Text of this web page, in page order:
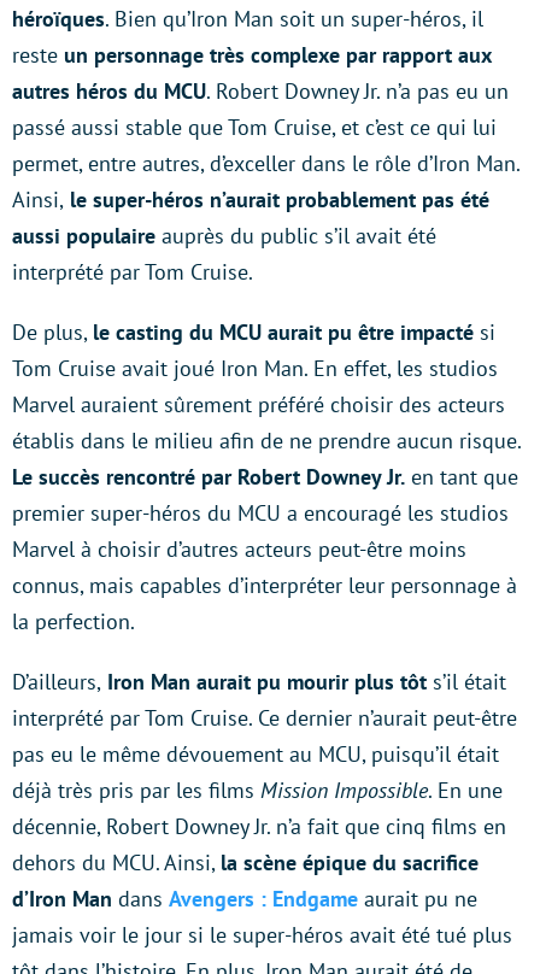
héroïques. Bien qu’Iron Man soit un super-héros, il
reste un personnage très complexe par rapport aux
autres héros du MCU. Robert Downey Jr. n’a pas eu un
passé aussi stable que Tom Cruise, et c’est ce qui lui
permet, entre autres, d’exceller dans le rôle d’Iron Man.
Ainsi, le super-héros n’aurait probablement pas été
aussi populaire auprès du public s’il avait été
interprété par Tom Cruise.
De plus, le casting du MCU aurait pu être impacté si
Tom Cruise avait joué Iron Man. En effet, les studios
Marvel auraient sûrement préféré choisir des acteurs
établis dans le milieu afin de ne prendre aucun risque.
Le succès rencontré par Robert Downey Jr. en tant que
premier super-héros du MCU a encouragé les studios
Marvel à choisir d’autres acteurs peut-être moins
connus, mais capables d’interpréter leur personnage à
la perfection.
D’ailleurs, Iron Man aurait pu mourir plus tôt s’il était
interprété par Tom Cruise. Ce dernier n’aurait peut-être
pas eu le même dévouement au MCU, puisqu’il était
déjà très pris par les films Mission Impossible. En une
décennie, Robert Downey Jr. n’a fait que cinq films en
dehors du MCU. Ainsi, la scène épique du sacrifice
d’Iron Man dans Avengers : Endgame aurait pu ne
jamais voir le jour si le super-héros avait été tué plus